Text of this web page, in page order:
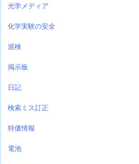
光学メディア
化学実験の安全
巡検
掲示板
日記
検索ミス訂正
特価情報
電池